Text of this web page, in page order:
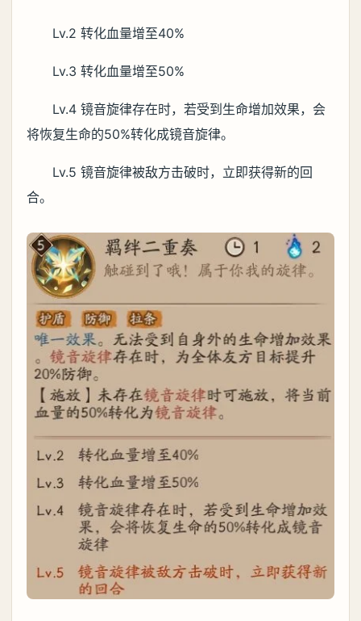
Lv.2 转化血量增至40%
Lv.3 转化血量增至50%
Lv.4 镜音旋律存在时，若受到生命增加效果，会
将恢复生命的50%转化成镜音旋律。
Lv.5 镜音旋律被敌方击破时，立即获得新的回
合。